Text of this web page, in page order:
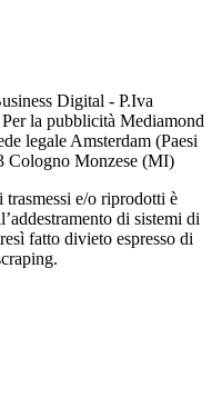
Digital - P.Iva
la pubblicità Mediamond
legale Amsterdam (Paesi
Cologno Monzese (MI)
e/o riprodotti è
di sistemi di
fatto divieto espresso di